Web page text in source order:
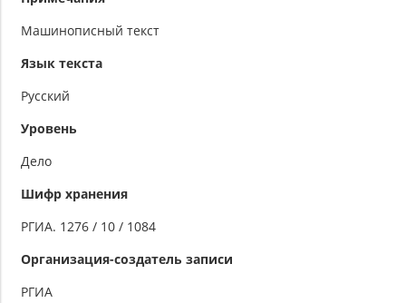
Машинописный текст
Язык текста
Русский
Уровень
Дело
Шифр хранения
РГИА. 1276 / 10 / 1084
Организация-создатель записи
РГИА